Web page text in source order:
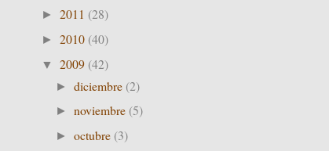
► 2011 (28)
► 2010 (40)
▼ 2009 (42)
►diciembre (2)
►noviembre (5)
►octubre (3)